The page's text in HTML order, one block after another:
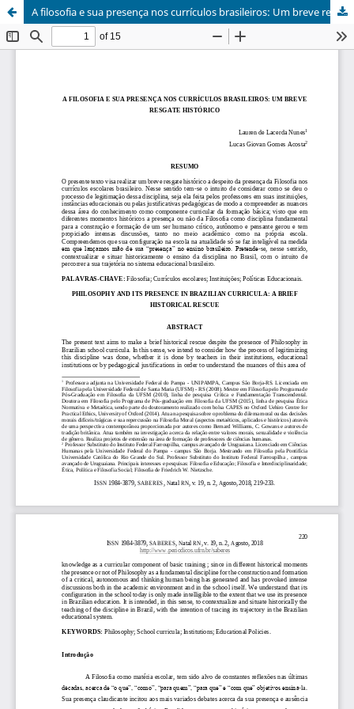
A filosofia e sua presença nos currículos brasileiros: Um breve resgate histórico